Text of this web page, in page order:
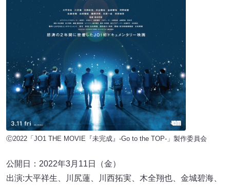
Ⓒ2022「JO1 THE MOVIE『未完成』-Go to the TOP-」製作委員会
公開日：2022年3月11日（金）
出演:大平祥生、川尻蓮、川西拓実、木全翔也、金城碧海、